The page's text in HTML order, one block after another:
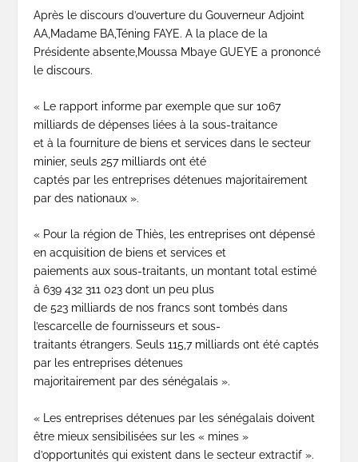
Après le discours d’ouverture du Gouverneur Adjoint
AA,Madame BA,Téning FAYE. A la place de la
Présidente absente,Moussa Mbaye GUEYE a prononcé
le discours.
« Le rapport informe par exemple que sur 1067
milliards de dépenses liées à la sous-traitance
et à la fourniture de biens et services dans le secteur
minier, seuls 257 milliards ont été
captés par les entreprises détenues majoritairement
par des nationaux ».
« Pour la région de Thiès, les entreprises ont dépensé
en acquisition de biens et services et
paiements aux sous-traitants, un montant total estimé
à 639 432 311 023 dont un peu plus
de 523 milliards de nos francs sont tombés dans
l’escarcelle de fournisseurs et sous-
traitants étrangers. Seuls 115,7 milliards ont été captés
par les entreprises détenues
majoritairement par des sénégalais ».
« Les entreprises détenues par les sénégalais doivent
être mieux sensibilisées sur les « mines »
d’opportunités qui existent dans le secteur extractif ».